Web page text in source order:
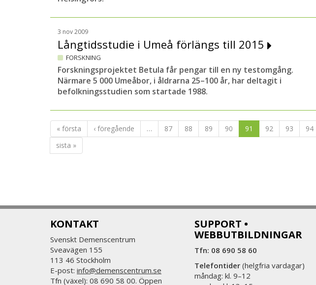
3 nov 2009
Långtidsstudie i Umeå förlängs till 2015
FORSKNING
Forskningsprojektet Betula får pengar till en ny testomgång.
Närmare 5 000 Umeåbor, i åldrarna 25–100 år, har deltagit i
befolkningsstudien som startade 1988.
« första ‹ föregående … 87 88 89 90 91 92 93 94
sista »
KONTAKT
Svenskt Demenscentrum
Sveavägen 155
113 46 Stockholm
E-post: info@demenscentrum.se
Tfn (växel): 08 690 58 00. Öppen
SUPPORT •
WEBBUTBILDNINGAR
Tfn: 08 690 58 60
Telefontider(helgfria vardagar)
måndag: kl. 9–12